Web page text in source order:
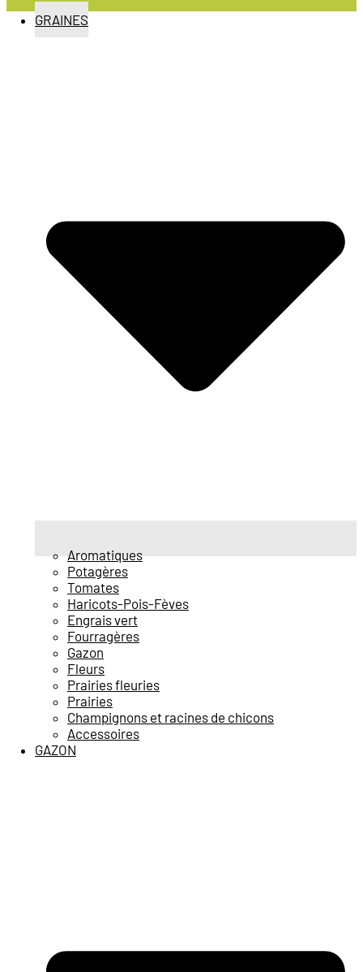
GRAINES
Aromatiques
Potagères
Tomates
Haricots-Pois-Fèves
Engrais vert
Fourragères
Gazon
Fleurs
Prairies fleuries
Prairies
Champignons et racines de chicons
Accessoires
GAZON